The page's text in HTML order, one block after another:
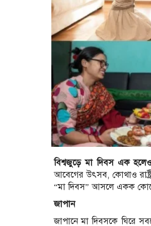
বিশ্বজুড়ে মা দিবস এক
আবেগের উৎসব, কোথাও
“মা দিবস” আসলে একক কোনো
জাপান
জাপানে মা দিবসকে ঘিরে